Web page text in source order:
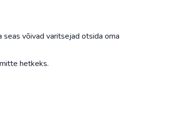
seas võivad varitsejad otsida oma
hetkeks.